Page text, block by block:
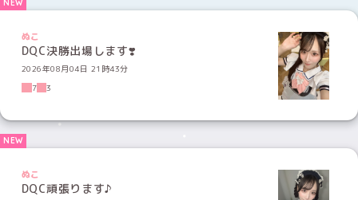
ぬこ
DQC決勝出場します❣️
2026年08月04日 21時43分
7
3
ぬこ
DQC頑張ります♪︎